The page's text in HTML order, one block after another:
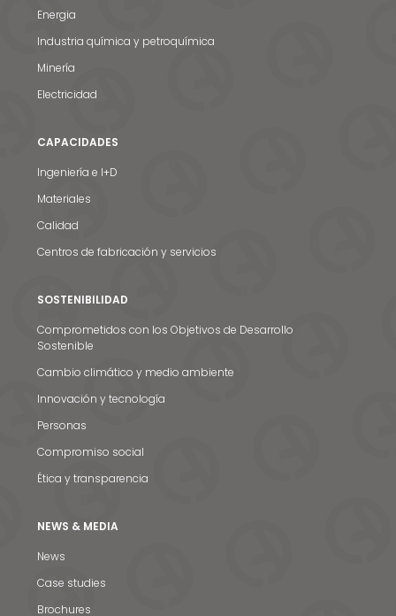
Energia
Industria química y petroquímica
Minería
Electricidad
CAPACIDADES
Ingeniería e I+D
Materiales
Calidad
Centros de fabricación y servicios
SOSTENIBILIDAD
Comprometidos con los Objetivos de Desarrollo
Sostenible
Cambio climático y medio ambiente
Innovación y tecnología
Personas
Compromiso social
Ética y transparencia
NEWS & MEDIA
News
Case studies
Brochures